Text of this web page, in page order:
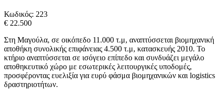
Κωδικός: 223
€ 22.500
Στη Μαγούλα, σε οικόπεδο 11.000 τ.μ, αναπτύσσεται βιομηχανική
αποθήκη συνολικής επιφάνειας 4.500 τ.μ, κατασκευής 2010. Το
κτήριο αναπτύσσεται σε ισόγειο επίπεδο και συνδυάζει μεγάλο
αποθηκευτικό χώρο με εσωτερικές λειτουργικές υποδομές,
προσφέροντας ευελιξία για ευρύ φάσμα βιομηχανικών και logistics
δραστηριοτήτων.